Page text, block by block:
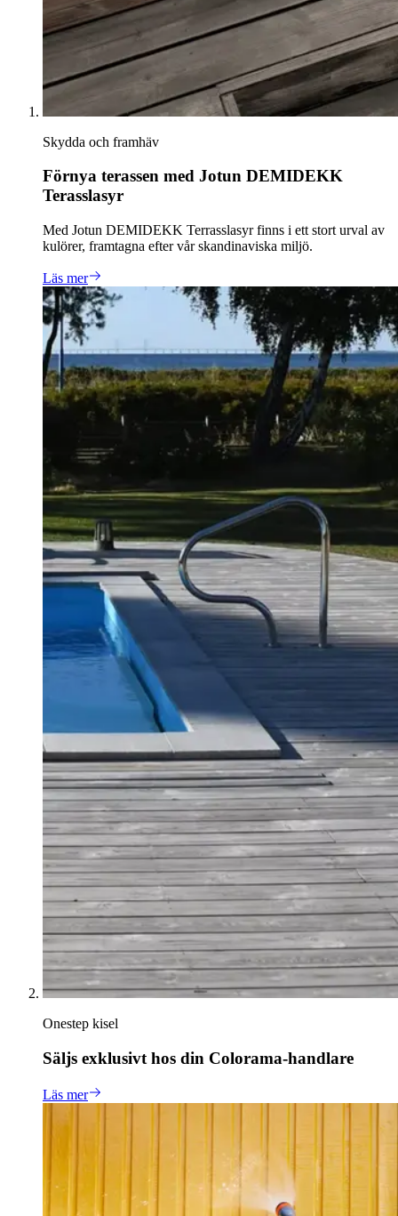
Skydda och framhäv
Förnya terassen med Jotun DEMIDEKK
Terasslasyr
Med Jotun DEMIDEKK Terrasslasyr finns i ett stort urval av
kulörer, framtagna efter vår skandinaviska miljö.
Läs mer
Onestep kisel
Säljs exklusivt hos din Colorama-handlare
Läs mer